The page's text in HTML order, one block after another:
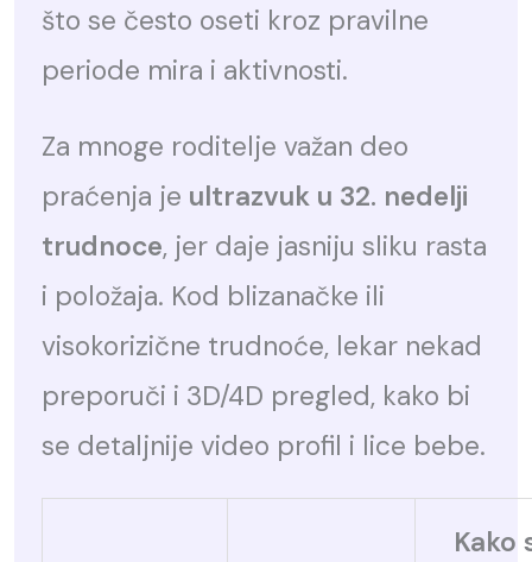
što se često oseti kroz pravilne
periode mira i aktivnosti.
Za mnoge roditelje važan deo
praćenja je ultrazvuk u 32. nedelji
trudnoce, jer daje jasniju sliku rasta
i položaja. Kod blizanačke ili
visokorizične trudnoće, lekar nekad
preporuči i 3D/4D pregled, kako bi
se detaljnije video profil i lice bebe.
Kako